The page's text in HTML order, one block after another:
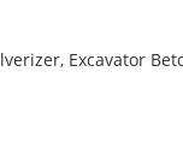
Excavator